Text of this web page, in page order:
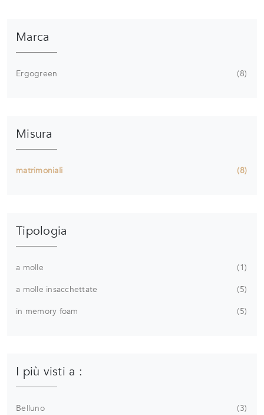
Marca
Ergogreen 8
Misura
matrimoniali 8
Tipologia
a molle
1
a molle insacchettate
5
in memory foam
5
I più visti a :
Belluno
3